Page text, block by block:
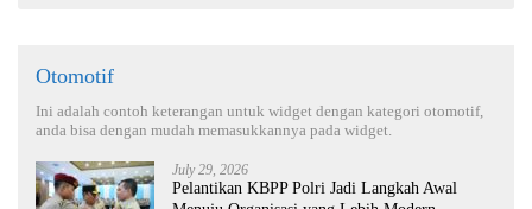
Otomotif
Ini adalah contoh keterangan untuk widget dengan kategori otomotif,
anda bisa dengan mudah memasukkannya pada widget.
July 29, 2026
Pelantikan KBPP Polri Jadi Langkah Awal